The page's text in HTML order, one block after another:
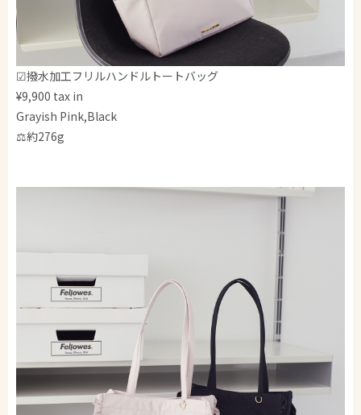
☑撥水加工フリルハンドルトートバッグ
¥9,900 tax in
Grayish Pink,Black
⚖️約276g